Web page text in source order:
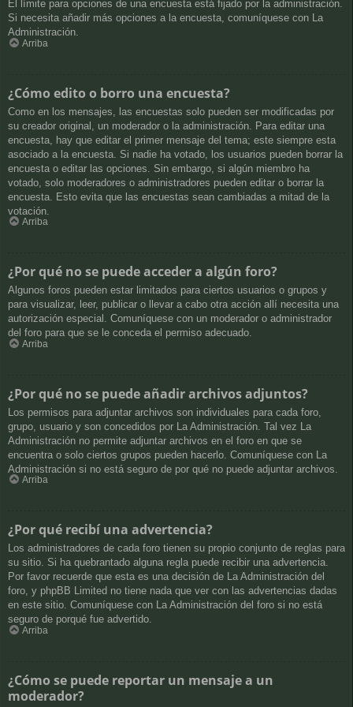
El límite para opciones de una encuesta está fijado por la administración.
Si necesita añadir más opciones a la encuesta, comuníquese con La
Administración.
Arriba
¿Cómo edito o borro una encuesta?
Como en los mensajes, las encuestas solo pueden ser modificadas por
su creador original, un moderador o la administración. Para editar una
encuesta, hay que editar el primer mensaje del tema; este siempre esta
asociado a la encuesta. Si nadie ha votado, los usuarios pueden borrar la
encuesta o editar las opciones. Sin embargo, si algún miembro ha
votado, solo moderadores o administradores pueden editar o borrar la
encuesta. Esto evita que las encuestas sean cambiadas a mitad de la
votación.
Arriba
¿Por qué no se puede acceder a algún foro?
Algunos foros pueden estar limitados para ciertos usuarios o grupos y
para visualizar, leer, publicar o llevar a cabo otra acción allí necesita una
autorización especial. Comuníquese con un moderador o administrador
del foro para que se le conceda el permiso adecuado.
Arriba
¿Por qué no se puede añadir archivos adjuntos?
Los permisos para adjuntar archivos son individuales para cada foro,
grupo, usuario y son concedidos por La Administración. Tal vez La
Administración no permite adjuntar archivos en el foro en que se
encuentra o solo ciertos grupos pueden hacerlo. Comuníquese con La
Administración si no está seguro de por qué no puede adjuntar archivos.
Arriba
¿Por qué recibí una advertencia?
Los administradores de cada foro tienen su propio conjunto de reglas para
su sitio. Si ha quebrantado alguna regla puede recibir una advertencia.
Por favor recuerde que esta es una decisión de La Administración del
foro, y phpBB Limited no tiene nada que ver con las advertencias dadas
en este sitio. Comuníquese con La Administración del foro si no está
seguro de porqué fue advertido.
Arriba
¿Cómo se puede reportar un mensaje a un
moderador?